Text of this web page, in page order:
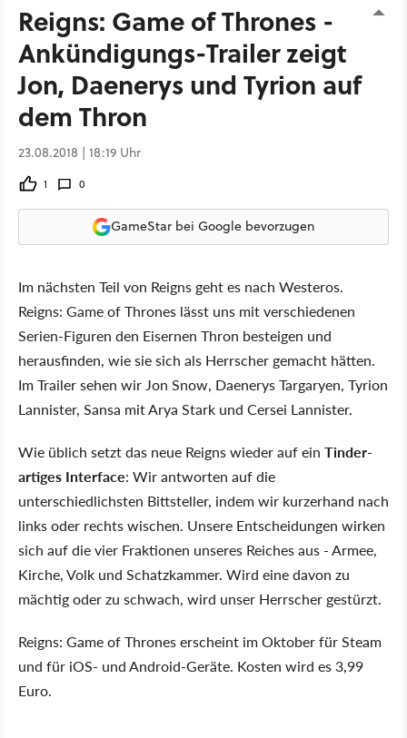
Reigns: Game of Thrones -
Ankündigungs-Trailer zeigt
Jon, Daenerys und Tyrion auf
dem Thron
23.08.2018 | 18:19 Uhr
1 0
GameStar bei Google bevorzugen
Im nächsten Teil von Reigns geht es nach Westeros.
Reigns: Game of Thrones lässt uns mit verschiedenen
Serien-Figuren den Eisernen Thron besteigen und
herausfinden, wie sie sich als Herrscher gemacht hätten.
Im Trailer sehen wir Jon Snow, Daenerys Targaryen, Tyrion
Lannister, Sansa mit Arya Stark und Cersei Lannister.
Wie üblich setzt das neue Reigns wieder auf ein Tinder-
artiges Interface: Wir antworten auf die
unterschiedlichsten Bittsteller, indem wir kurzerhand nach
links oder rechts wischen. Unsere Entscheidungen wirken
sich auf die vier Fraktionen unseres Reiches aus - Armee,
Kirche, Volk und Schatzkammer. Wird eine davon zu
mächtig oder zu schwach, wird unser Herrscher gestürzt.
Reigns: Game of Thrones erscheint im Oktober für Steam
und für iOS- und Android-Geräte. Kosten wird es 3,99
Euro.